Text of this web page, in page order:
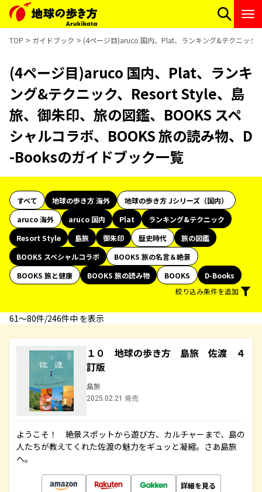
TOP ガイドブック (4ページ目)aruco 国内、Plat、ランキング&テクニック
(4ページ目)aruco 国内、Plat、ランキ
ング&テクニック、Resort Style、島
旅、御朱印、旅の図鑑、BOOKS スペ
シャルコラボ、BOOKS 旅の読み物、D
-Booksのガイドブック一覧
すべて 地球の歩き方 海外
地球の歩き方 Jシリーズ（国内）
aruco 海外
aruco 国内 Plat
ランキング&テクニック
Resort Style
島旅 御朱印 歴史時代
旅の図鑑
BOOKS スペシャルコラボ
BOOKS 旅の名言＆絶景
BOOKS 旅と健康
BOOKS 旅の読み物 BOOKS
D-Books
絞り込み条件を追加
61〜80件/246件中 を表示
１０ 地球の歩き方 島旅 佐渡 ４
訂版
島旅
2025.02.21 発売
ようこそ！ 絶景スポットから遊び方、カルチャーまで、島の
人たちが教えてくれた佐渡の魅力をギュッと凝縮。さあ島旅
へ。
詳細を見る